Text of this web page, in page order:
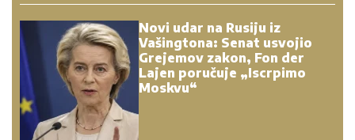
Novi udar na Rusiju iz
Vašingtona: Senat usvojio
Grejemov zakon, Fon der
Lajen poručuje „Iscrpimo
Moskvu“